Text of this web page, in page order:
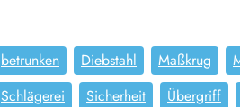
betrunken Diebstahl Maßkrug
Schlägerei
Sicherheit Übergriff